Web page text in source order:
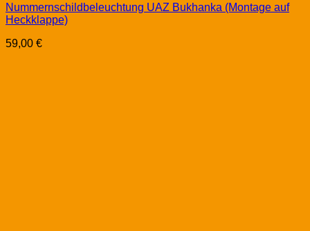
Nummernschildbeleuchtung UAZ Bukhanka (Montage auf
Heckklappe)
59,00 €